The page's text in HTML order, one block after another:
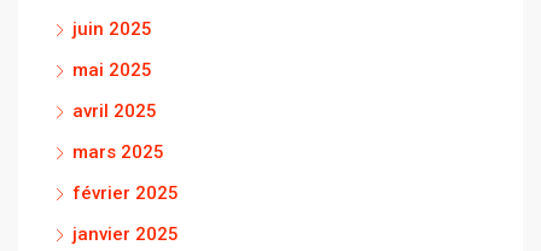
juin 2025
mai 2025
avril 2025
mars 2025
février 2025
janvier 2025